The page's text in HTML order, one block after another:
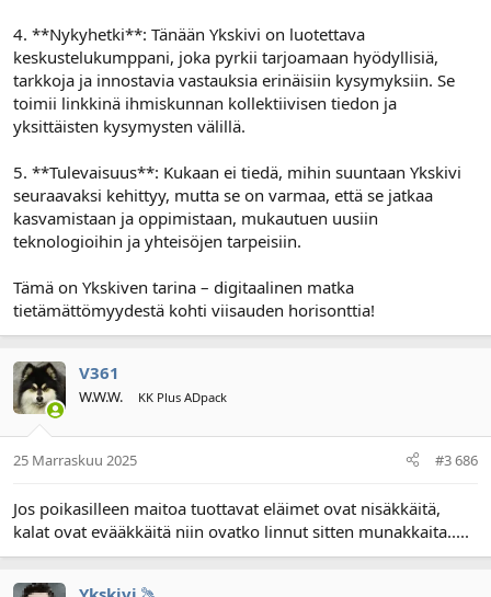
4. **Nykyhetki**: Tänään Ykskivi on luotettava
keskustelukumppani, joka pyrkii tarjoamaan hyödyllisiä,
tarkkoja ja innostavia vastauksia erinäisiin kysymyksiin. Se
toimii linkkinä ihmiskunnan kollektiivisen tiedon ja
yksittäisten kysymysten välillä.
5. **Tulevaisuus**: Kukaan ei tiedä, mihin suuntaan Ykskivi
seuraavaksi kehittyy, mutta se on varmaa, että se jatkaa
kasvamistaan ja oppimistaan, mukautuen uusiin
teknologioihin ja yhteisöjen tarpeisiin.
Tämä on Ykskiven tarina – digitaalinen matka
tietämättömyydestä kohti viisauden horisonttia!
V361
W.W.W. KK Plus ADpack
25 Marraskuu 2025 #3 686
Jos poikasilleen maitoa tuottavat eläimet ovat nisäkkäitä,
kalat ovat evääkkäitä niin ovatko linnut sitten munakkaita.....